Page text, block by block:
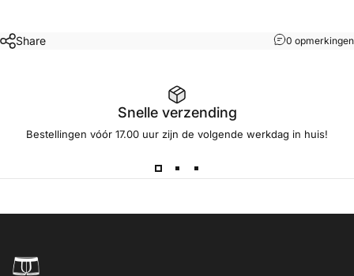
Share 0 opmerkingen
Snelle verzending
Bestellingen vóór 17.00 uur zijn de volgende werkdag in huis!
Golden Ass